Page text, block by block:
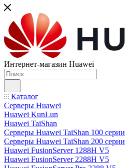
Интернет-магазин Huawei
Каталог
Серверы Huawei
Huawei KunLun
Huawei TaiShan
Серверы Huawei TaiShan 100 серии
Серверы Huawei TaiShan 200 серии
Huawei FusionServer 1288H V5
Huawei FusionServer 2288H V5